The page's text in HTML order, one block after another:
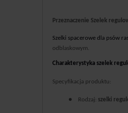
Przeznaczenie Szelek
Szelki spacerowe dla psów
odblaskowym.
Charakterystyka szelek
Specyfikacja produktu:
● Rodzaj: szelki